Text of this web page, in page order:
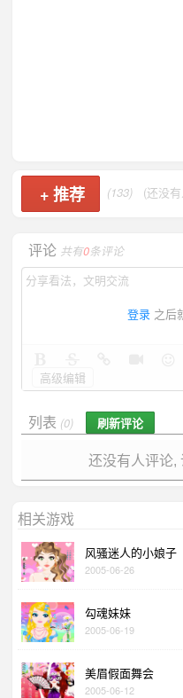
+推荐 (133) (还没
评论 共有0条评论
登录 之后
高级编辑
列表 (0) 刷新评论
还没有人评论,
相关游戏
风骚迷人的小娘子
2005-06-26
勾魂妹妹
2005-06-19
美眉假面舞会
2005-06-12